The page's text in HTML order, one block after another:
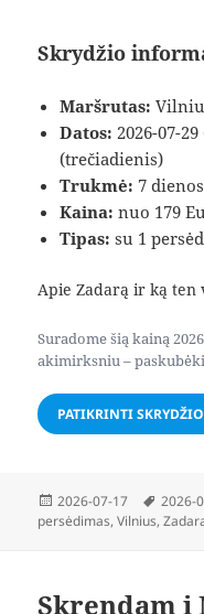
Skrydžio
Maršrutas:
Datos: 2026-07-
(trečiadienis)
Trukmė: 7 dienos
Kaina: nuo 179
Tipas: su 1
Apie Zadarą ir ką
Suradome šią kainą
akimirksniu –
PATIKRINTI
Paskelbta
2026-07-17 Žymos
2026-
persėdimas,Vilnius,
Skrendam į